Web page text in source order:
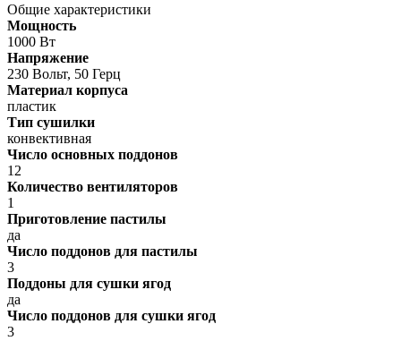
Общие характеристики
Мощность
1000 Вт
Напряжение
230 Вольт, 50 Герц
Материал корпуса
пластик
Тип сушилки
конвективная
Число основных поддонов
12
Количество вентиляторов
1
Приготовление пастилы
да
Число поддонов для пастилы
3
Поддоны для сушки ягод
да
Число поддонов для сушки ягод
3